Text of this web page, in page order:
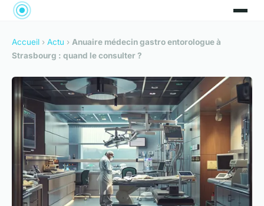
Accueil › Actu › Anuaire médecin gastro entorologue à
Strasbourg : quand le consulter ?